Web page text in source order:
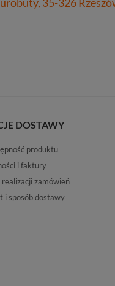
DOSTAWY
produktu
i faktury
realizacji zamówień
i sposób dostawy